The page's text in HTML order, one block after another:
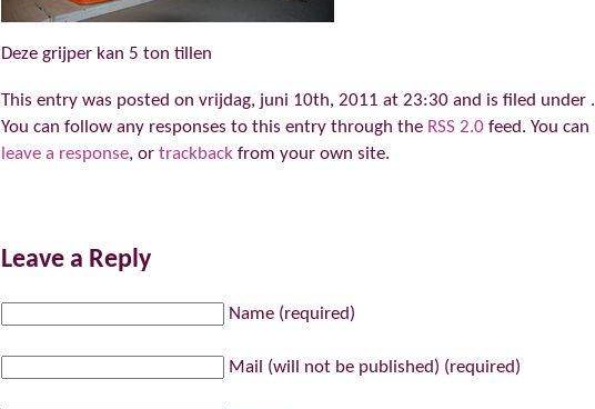
Deze grijper kan 5 ton tillen
This entry was posted on vrijdag, juni 10th, 2011 at 23:30 and is filed under .
You can follow any responses to this entry through the RSS 2.0 feed. You can
leave a response, or trackback from your own site.
Leave a Reply
Name (required)
Mail (will not be published) (required)